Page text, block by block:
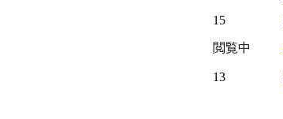
15
閲覧中
13